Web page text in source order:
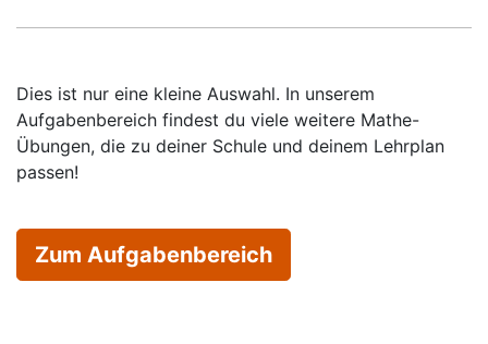
Dies ist nur eine kleine Auswahl. In unserem
Aufgabenbereich findest du viele weitere Mathe-
Übungen, die zu deiner Schule und deinem Lehrplan
passen!
Zum Aufgabenbereich